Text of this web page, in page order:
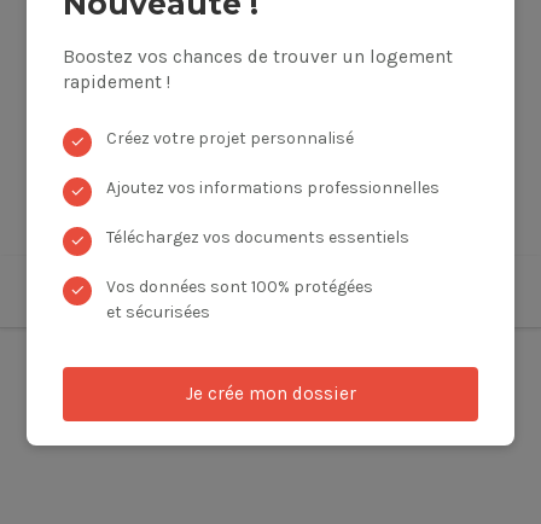
Boostez vos chances de trouver un logement
rapidement !
✓ Créez votre projet personnalisé
✓ Ajoutez vos informations professionnelles
✓ Téléchargez vos documents essentiels
✓
Vos données sont 100% protégées
et sécurisées
Je crée mon dossier